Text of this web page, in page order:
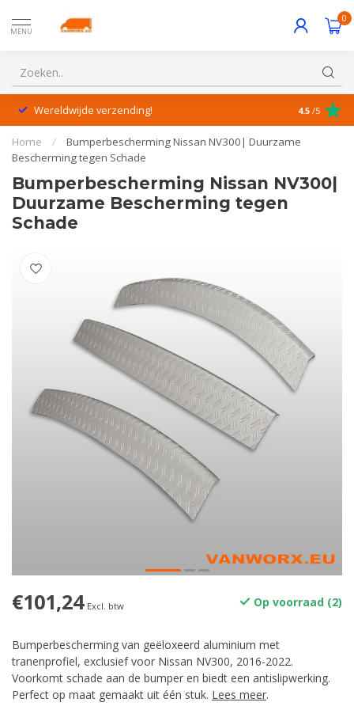
MENU
0
Wereldwijde verzending! 4.5 /5
Home /
Bumperbescherming Nissan NV300| Duurzame
Bescherming tegen Schade
Bumperbescherming Nissan NV300|
Duurzame Bescherming tegen
Schade
€101,24 Excl. btw Op voorraad (2)
Bumperbescherming van geëloxeerd aluminium met
tranenprofiel, exclusief voor Nissan NV300, 2016-2022.
Voorkomt schade aan de bumper en biedt een antislipwerking.
Perfect op maat gemaakt uit één stuk. Lees meer.